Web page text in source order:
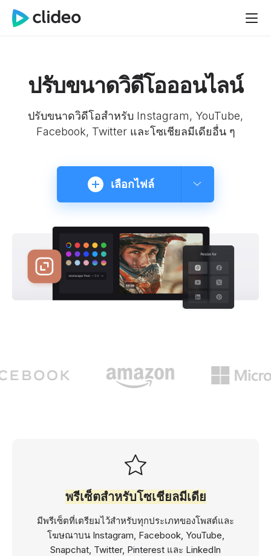
ปรับขนาดวิดีโอออนไลน์
ปรับขนาดวิดีโอสำหรับ Instagram, YouTube,
Facebook, Twitter และโซเชียลมีเดียอื่น ๆ
เลือกไฟล์
พรีเซ็ตสำหรับโซเชียลมีเดีย
มีพรีเซ็ตที่เตรียมไว้สำหรับทุกประเภทของโพสต์และ
โฆษณาบน Instagram, Facebook, YouTube,
Snapchat, Twitter, Pinterest และ LinkedIn